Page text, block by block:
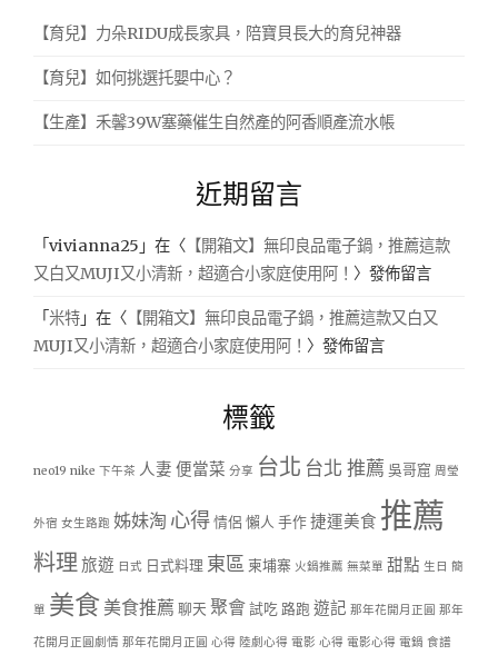
【育兒】力朵RIDU成長家具，陪寶貝長大的育兒神器
【育兒】如何挑選托嬰中心？
【生產】禾馨39W塞藥催生自然產的阿香順產流水帳
近期留言
「vivianna25 」在〈 【開箱文】無印良品電子鍋，推薦這款
又白又MUJI又小清新，超適合小家庭使用阿！ 〉發佈留言
「米特 」在〈 【開箱文】無印良品電子鍋，推薦這款又白又
MUJI又小清新，超適合小家庭使用阿！ 〉發佈留言
標籤
neo19 nike 下午茶 人妻 便當菜 分享 台北 台北 推薦 吳哥窟 周瑩
外宿 女生路跑 姊妹淘 心得情侶 懶人 手作捷運美食 推薦
料理旅遊 日式 日式料理 東區 柬埔寨 火鍋推薦 無菜單 甜點 生日 簡
單 美食 美食推薦 聊天 聚會試吃 路跑遊記 那年花開月正圓 那年
花開月正圓劇情 那年花開月正圓 心得 陸劇心得 電影 心得 電影心得 電鍋 食譜